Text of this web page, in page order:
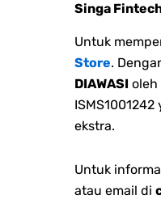
Singa
Untuk
Store.
DIAWASI oleh
ekstra.
Untuk
atau email di